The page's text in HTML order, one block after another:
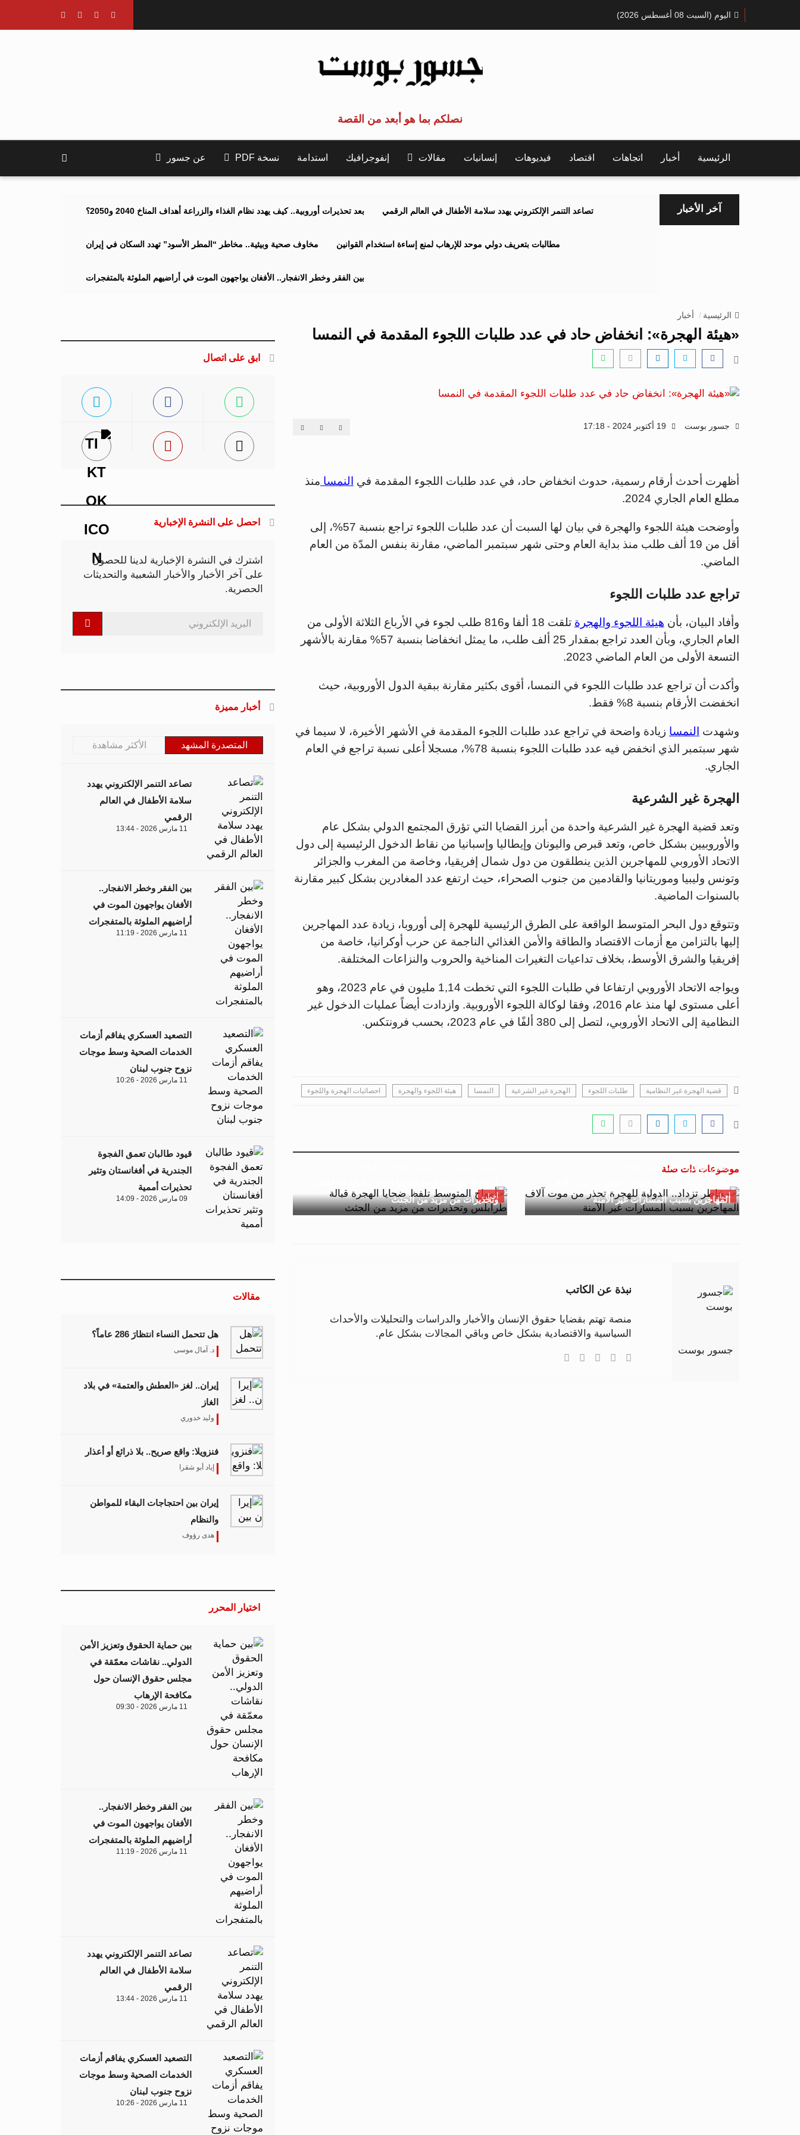
اليوم (السبت 08 أغسطس 2026)
نصلكم بما هو أبعد من القصة
الرئيسية أخبار اتجاهات اقتصاد فيديوهات إنسانيات مقالات إنفوجرافيك استدامة نسخة PDF عن جسور
آخر الأخبار بعد تحذيرات أوروبية.. كيف يهدد نظام الغذاء والزراعة أهداف المناخ 2040 و2050؟ تصاعد التنمر الإلكتروني يهدد سلامة الأطفال في العالم الرقمي
مخاوف صحية وبيئية.. مخاطر “المطر الأسود” تهدد السكان في إيران مطالبات بتعريف دولي موحد للإرهاب لمنع إساءة استخدام القوانين
بين الفقر وخطر الانفجار.. الأفغان يواجهون الموت في أراضيهم الملوثة بالمتفجرات
الرئيسية أخبار
«هيئة الهجرة»: انخفاض حاد في عدد طلبات اللجوء المقدمة في النمسا
جسور بوست
أظهرت أحدث أرقام رسمية، حدوث انخفاض حاد، في عدد طلبات اللجوء المقدمة في النمسا منذ
مطلع العام الجاري 2024.
وأوضحت هيئة اللجوء والهجرة في بيان لها السبت أن عدد طلبات اللجوء تراجع بنسبة 57%، إلى
أقل من 19 ألف طلب منذ بداية العام وحتى شهر سبتمبر الماضي، مقارنة بنفس المدّة من العام
الماضي.
تراجع عدد طلبات اللجوء
وأفاد البيان، بأن هيئة اللجوء والهجرة
تلقت 18 ألفا و816 طلب لجوء في الأرباع الثلاثة الأولى من
العام الجاري، وبأن العدد تراجع بمقدار 25 ألف طلب، ما يمثل انخفاضا بنسبة 57% مقارنة بالأشهر
التسعة الأولى من العام الماضي 2023.
وأكدت أن تراجع عدد طلبات اللجوء في النمسا، أقوى بكثير مقارنة ببقية الدول الأوروبية، حيث
انخفضت الأرقام بنسبة 8% فقط.
وشهدت النمسا زيادة واضحة في تراجع عدد طلبات اللجوء المقدمة في الأشهر الأخيرة، لا سيما في
شهر سبتمبر الذي انخفض فيه عدد طلبات اللجوء بنسبة 78%، مسجلا أعلى نسبة تراجع في العام
الجاري.
الهجرة غير الشرعية
وتعد قضية الهجرة غير الشرعية واحدة من أبرز القضايا التي تؤرق المجتمع الدولي بشكل عام
والأوروبيين بشكل خاص، وتعد قبرص واليونان وإيطاليا وإسبانيا من نقاط الدخول الرئيسية إلى دول
الاتحاد الأوروبي للمهاجرين الذين ينطلقون من دول شمال إفريقيا، وخاصة من المغرب والجزائر
وتونس وليبيا وموريتانيا والقادمين من جنوب الصحراء، حيث ارتفع عدد المغادرين بشكل كبير مقارنة
بالسنوات الماضية.
وتتوقع دول البحر المتوسط الواقعة على الطرق الرئيسية للهجرة إلى أوروبا، زيادة عدد المهاجرين
إليها بالتزامن مع أزمات الاقتصاد والطاقة والأمن الغذائي الناجمة عن حرب أوكرانيا، خاصة من
إفريقيا والشرق الأوسط، بخلاف تداعيات التغيرات المناخية والحروب والنزاعات المختلفة.
ويواجه الاتحاد الأوروبي ارتفاعا في طلبات اللجوء التي تخطت 1,14 مليون في عام 2023، وهو
أعلى مستوى لها منذ عام 2016، وفقا لوكالة اللجوء الأوروبية. وازدادت أيضاً عمليات الدخول غير
النظامية إلى الاتحاد الأوروبي، لتصل إلى 380 ألفًا في عام 2023، بحسب فرونتكس.
قضية الهجرة غير النظامية طلبات اللجوء الهجرة غير الشرعية النمسا هيئة اللجوء والهجرة احصائيات الهجرة واللجوء
موضوعات ذات صلة
أخبار
جسور بوست 26 فبراير 2026 - 14:24
المهاجرين بسبب المسارات غير الآمنة
أخبار
وتحذيرات من مزيد من الجثث
جسور بوست
نبذة عن الكاتب
منصة تهتم بقضايا حقوق الإنسان والأخبار والدراسات والتحليلات والأحداث
السياسية والاقتصادية بشكل خاص وباقي المجالات بشكل عام.
ابق على اتصال
احصل على النشرة الإخبارية
اشترك في النشرة الإخبارية لدينا للحصول
على آخر الأخبار والأخبار الشعبية والتحديثات
الحصرية.
أخبار مميزة
المتصدرة المشهد الأكثر مشاهدة
تصاعد التنمر الإلكتروني يهدد
سلامة الأطفال في العالم
الرقمي
11 مارس 2026 - 13:44
بين الفقر وخطر الانفجار..
الأفغان يواجهون الموت في
أراضيهم الملوثة بالمتفجرات
11 مارس 2026 - 11:19
التصعيد العسكري يفاقم أزمات
الخدمات الصحية وسط موجات
نزوح جنوب لبنان
11 مارس 2026 - 10:26
قيود طالبان تعمق الفجوة
الجندرية في أفغانستان وتثير
تحذيرات أممية
09 مارس 2026 - 14:09
مقالات
هل تتحمل النساء انتظارَ 286 عاماً؟
د. آمال موسى
إيران.. لغز «العطش والعتمة» في بلاد
الغاز
وليد خدوري
فنزويلا: واقع صريح.. بلا ذرائع أو أعذار
إياد أبو شقرا
إيران بين احتجاجات البقاء للمواطن
والنظام
هدى رؤوف
اختيار المحرر
بين حماية الحقوق وتعزيز الأمن
الدولي.. نقاشات معمّقة في
مجلس حقوق الإنسان حول
مكافحة الإرهاب
11 مارس 2026 - 09:30
بين الفقر وخطر الانفجار..
الأفغان يواجهون الموت في
أراضيهم الملوثة بالمتفجرات
11 مارس 2026 - 11:19
تصاعد التنمر الإلكتروني يهدد
سلامة الأطفال في العالم
الرقمي
11 مارس 2026 - 13:44
التصعيد العسكري يفاقم أزمات
الخدمات الصحية وسط موجات
نزوح جنوب لبنان
11 مارس 2026 - 10:26